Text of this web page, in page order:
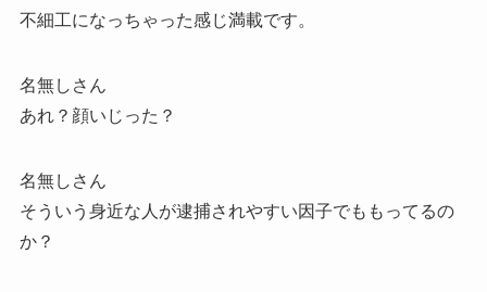
不細工になっちゃった感じ満載です。
名無しさん
あれ？顔いじった？
名無しさん
そういう身近な人が逮捕されやすい因子でももってるの
か？